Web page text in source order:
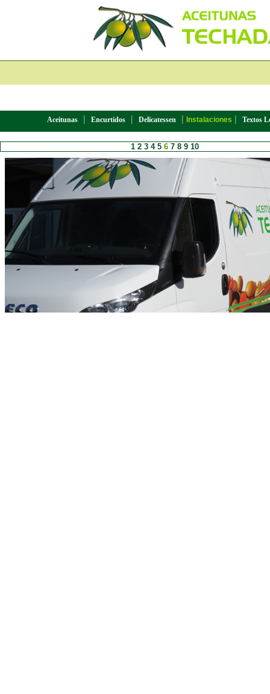
Aceitunas | Encurtidos | Delicatessen | Instalaciones | Textos
12345678910